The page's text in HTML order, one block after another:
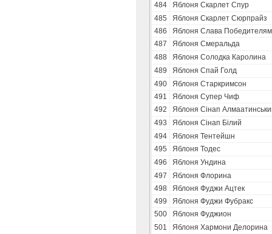
484
Яблоня Скарлет Спур
485
Яблоня Скарлет Сюрпрайз
486
Яблоня Слава Победителям
487
Яблоня Смеральда
488
Яблоня Солодка Каролина
489
Яблоня Спай Голд
490
Яблоня Старкримсон
491
Яблоня Супер Чиф
492
Яблоня Сінап
493
Яблоня Сінап Білий
494
Яблоня Тентейшн
495
Яблоня Тодес
496
Яблоня Ундина
497
Яблоня Флорина
498
Яблоня Фуджи Ацтек
499
Яблоня Фуджи Фубракс
500
Яблоня Фуджион
501
Яблоня Хармони Делорина